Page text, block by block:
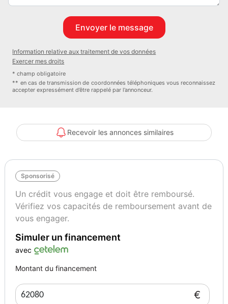
Information relative aux traitement de vos données
Exercer mes droits
* champ obligatoire
** en cas de transmission de coordonnées téléphoniques vous reconnaissez
accepter expressément d’être rappelé par l’annonceur.
Recevoir les annonces similaires
Sponsorisé
Un crédit vous engage et doit être remboursé.
Vérifiez vos capacités de remboursement avant de
vous engager.
Simuler un financement
avec
Montant du financement
€